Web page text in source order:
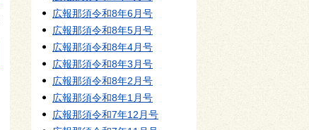
広報那須令和8年6月号
広報那須令和8年5月号
広報那須令和8年4月号
広報那須令和8年3月号
広報那須令和8年2月号
広報那須令和8年1月号
広報那須令和7年12月号